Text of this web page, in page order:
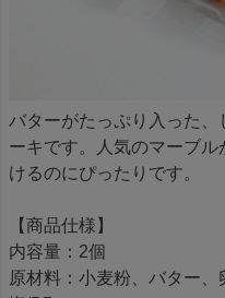
バターがたっぷり入った
ーキです。人気のマーブ
けるのにぴったりです。
【商品仕様】
内容量：2個
原材料：小麦粉、バター、